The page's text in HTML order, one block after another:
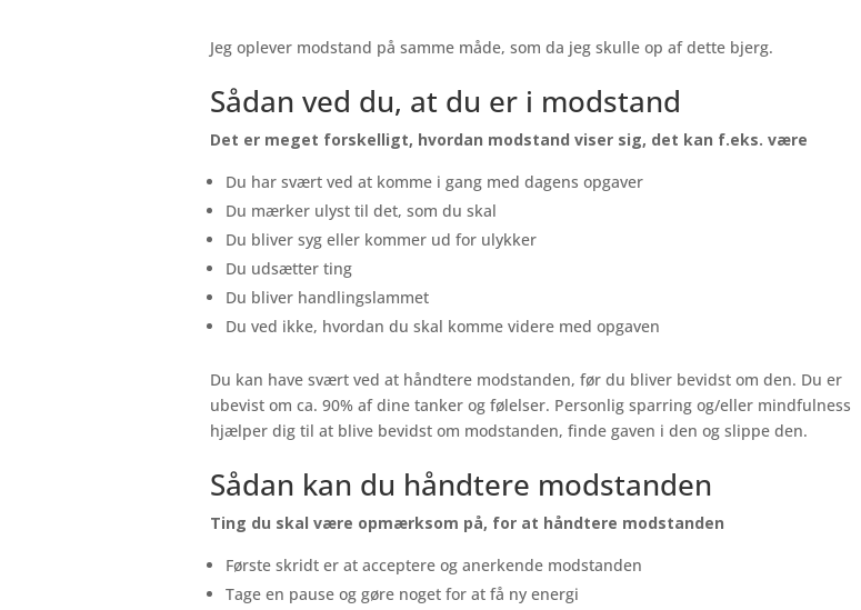
Jeg oplever modstand på samme måde, som da jeg skulle op af dette bjerg.
Sådan ved du, at du er i modstand
Det er meget forskelligt, hvordan modstand viser sig, det kan f.eks. være
Du har svært ved at komme i gang med dagens opgaver
Du mærker ulyst til det, som du skal
Du bliver syg eller kommer ud for ulykker
Du udsætter ting
Du bliver handlingslammet
Du ved ikke, hvordan du skal komme videre med opgaven
Du kan have svært ved at håndtere modstanden, før du bliver bevidst om den. Du er
ubevist om ca. 90% af dine tanker og følelser. Personlig sparring og/eller mindfulness
hjælper dig til at blive bevidst om modstanden, finde gaven i den og slippe den.
Sådan kan du håndtere modstanden
Ting du skal være opmærksom på, for at håndtere modstanden
Første skridt er at acceptere og anerkende modstanden
Tage en pause og gøre noget for at få ny energi